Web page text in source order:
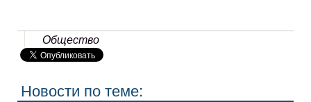
Общество
Новости по теме: